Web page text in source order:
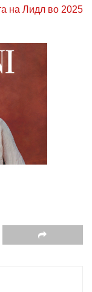
на Лидл во 2025